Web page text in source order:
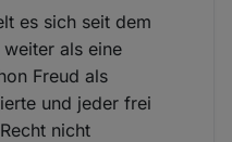
es sich seit dem
als eine
Freud als
und jeder frei
nicht